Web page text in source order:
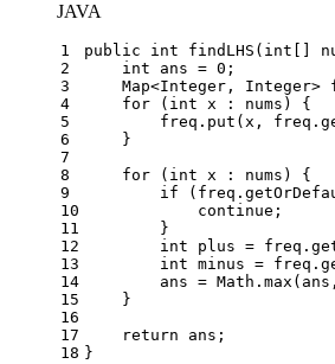
JAVA
1
2
3
4
5
6
7
8
9
10
11
12
13
14
15
16
17
18
public int findLHS ( int []
int
ans = 0 ;
Map<Integer, Integer>
for ( int x : nums) {
freq.put(x,
    }
for ( int x : nums) {
if
continue ;
        }
int
plus =
int minus =
ans =
    }
return ans;
}